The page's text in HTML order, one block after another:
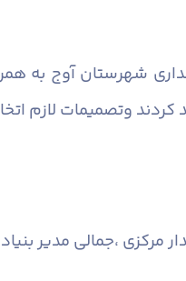
شهرستان آوج به
کردند وتصمیمات لازم
مرکزی ،جمالی مدیر